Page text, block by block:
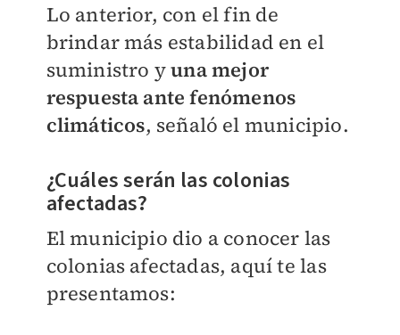
Lo anterior, con el fin de
brindar más estabilidad en el
suministro yuna mejor
respuesta ante fenómenos
climáticos, señaló el municipio.
¿Cuáles serán las colonias
afectadas?
El municipio dio a conocer las
colonias afectadas, aquí te las
presentamos: